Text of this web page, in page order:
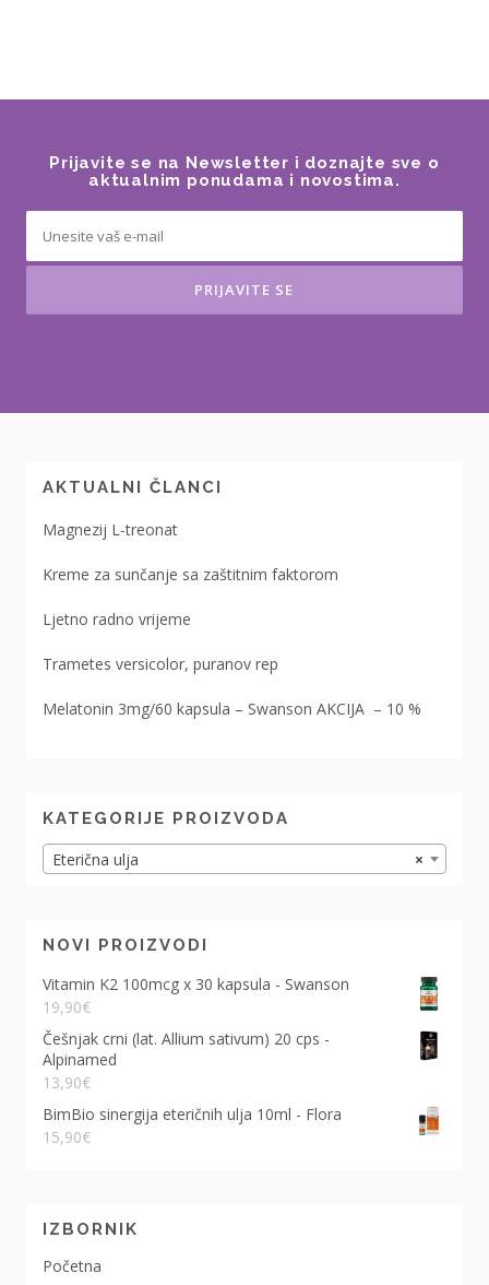
Prijavite se na Newsletter i doznajte sve o
aktualnim ponudama i novostima.
AKTUALNI ČLANCI
Magnezij L-treonat
Kreme za sunčanje sa zaštitnim faktorom
Ljetno radno vrijeme
Trametes versicolor, puranov rep
Melatonin 3mg/60 kapsula – Swanson AKCIJA – 10 %
KATEGORIJE PROIZVODA
×
Eterična ulja
NOVI PROIZVODI
Vitamin K2 100mcg x 30 kapsula - Swanson
19,90€
Češnjak crni (lat. Allium sativum) 20 cps -
Alpinamed
13,90€
BimBio sinergija eteričnih ulja 10ml - Flora
15,90€
IZBORNIK
Početna